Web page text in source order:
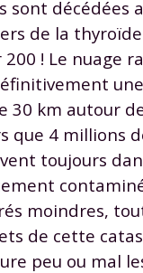
sont décédées
de la
! Le nuage
30 km autour
que 4 millions
toujours
moindres,
de cette
peu ou mal